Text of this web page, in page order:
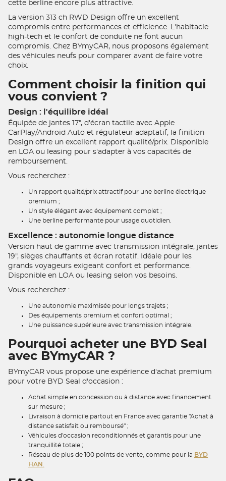
cette berline encore plus attractive.
La version 313 ch RWD Design offre un excellent
compromis entre performances et efficience. L'habitacle
high-tech et le confort de conduite ne font aucun
compromis. Chez BYmyCAR, nous proposons également
des véhicules neufs pour comparer avant de faire votre
choix.
Comment choisir la finition qui
vous convient ?
Design : l'équilibre idéal
Équipée de jantes 17", d'écran tactile avec Apple
CarPlay/Android Auto et régulateur adaptatif, la finition
Design offre un excellent rapport qualité/prix. Disponible
en LOA ou leasing pour s'adapter à vos capacités de
remboursement.
Vous recherchez :
Un rapport qualité/prix attractif pour une berline électrique
premium ;
Un style élégant avec équipement complet ;
Une berline performante pour usage quotidien.
Excellence : autonomie longue distance
Version haut de gamme avec transmission intégrale, jantes
19", sièges chauffants et écran rotatif. Idéale pour les
grands voyageurs exigeant confort et performance.
Disponible en LOA ou leasing selon vos besoins.
Vous recherchez :
Une autonomie maximisée pour longs trajets ;
Des équipements premium et confort optimal ;
Une puissance supérieure avec transmission intégrale.
Pourquoi acheter une BYD Seal
avec BYmyCAR ?
BYmyCAR vous propose une expérience d'achat premium
pour votre BYD Seal d'occasion :
Achat simple en concession ou à distance avec financement
sur mesure ;
Livraison à domicile partout en France avec garantie "Achat à
distance satisfait ou remboursé" ;
Véhicules d'occasion reconditionnés et garantis pour une
tranquillité totale ;
Réseau de plus de 100 points de vente, comme pour la BYD
HAN.